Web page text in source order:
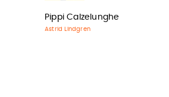
Pippi Calzelunghe
Astrid Lindgren